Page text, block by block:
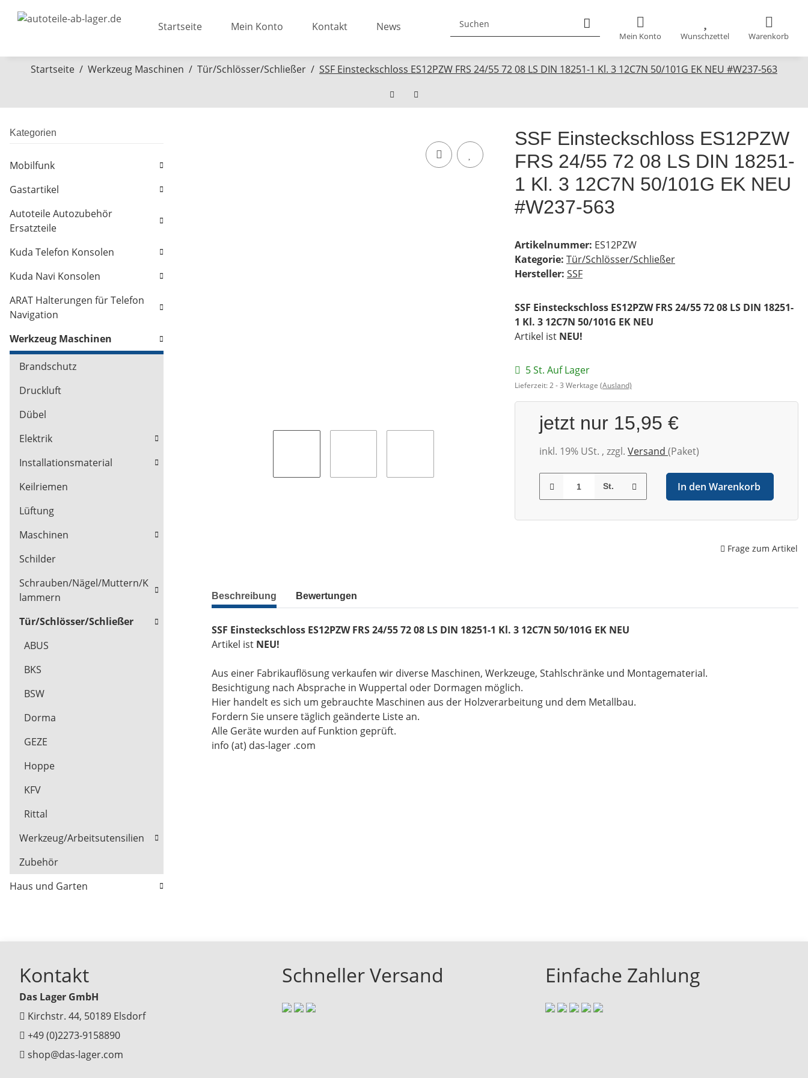
Mein Konto Wunschzettel Warenkorb
Startseite Mein Konto Kontakt News
Startseite Werkzeug Maschinen Tür/Schlösser/Schließer SSF Einsteckschloss ES12PZW FRS 24/55 72 08 LS DIN 18251-1 Kl. 3 12C7N 50/101G EK NEU #W237-563
SSF Einsteckschloss ES12PZW
FRS 24/55 72 08 LS DIN 18251-
1 Kl. 3 12C7N 50/101G EK NEU
#W237-563
Artikelnummer: ES12PZW
Kategorie: Tür/Schlösser/Schließer
Hersteller: SSF
SSF Einsteckschloss ES12PZW FRS 24/55 72 08 LS DIN 18251-
1 Kl. 3 12C7N 50/101G EK NEU
Artikel ist NEU!
5 St. Auf Lager
Lieferzeit:2 - 3 Werktage (Ausland)
jetzt nur 15,95 €
inkl. 19% USt. , zzgl. Versand (Paket)
St. In den Warenkorb
Frage zum Artikel
Beschreibung Bewertungen
SSF Einsteckschloss ES12PZW FRS 24/55 72 08 LS DIN 18251-1 Kl. 3 12C7N 50/101G EK NEU
Artikel ist NEU!
Aus einer Fabrikauflösung verkaufen wir diverse Maschinen, Werkzeuge, Stahlschränke und Montagematerial.
Besichtigung nach Absprache in Wuppertal oder Dormagen möglich.
Hier handelt es sich um gebrauchte Maschinen aus der Holzverarbeitung und dem Metallbau.
Fordern Sie unsere täglich geänderte Liste an.
Alle Geräte wurden auf Funktion geprüft.
info (at) das-lager .com
Kategorien
Mobilfunk
Gastartikel
Autoteile Autozubehör
Ersatzteile
Kuda Telefon Konsolen
Kuda Navi Konsolen
ARAT Halterungen für Telefon
Navigation
Werkzeug Maschinen
Brandschutz
Druckluft
Dübel
Elektrik
Installationsmaterial
Keilriemen
Lüftung
Maschinen
Schilder
Schrauben/Nägel/Muttern/K
lammern
Tür/Schlösser/Schließer
ABUS
BKS
BSW
Dorma
GEZE
Hoppe
KFV
Rittal
Werkzeug/Arbeitsutensilien
Zubehör
Haus und Garten
Kontakt
Das Lager GmbH
Kirchstr. 44, 50189 Elsdorf
+49 (0)2273-9158890
shop@das-lager.com
Schneller Versand Einfache Zahlung